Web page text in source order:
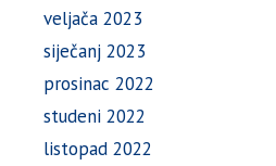
veljača 2023
siječanj 2023
prosinac 2022
studeni 2022
listopad 2022